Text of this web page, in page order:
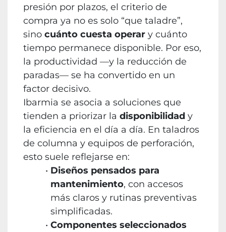
presión por plazos, el criterio de
compra ya no es solo “que taladre”,
sino cuánto cuesta operar y cuánto
tiempo permanece disponible. Por eso,
la productividad —y la reducción de
paradas— se ha convertido en un
factor decisivo.
Ibarmia se asocia a soluciones que
tienden a priorizar la disponibilidad y
la eficiencia en el día a día. En taladros
de columna y equipos de perforación,
esto suele reflejarse en:
Diseños pensados para
mantenimiento, con accesos
más claros y rutinas preventivas
simplificadas.
Componentes seleccionados